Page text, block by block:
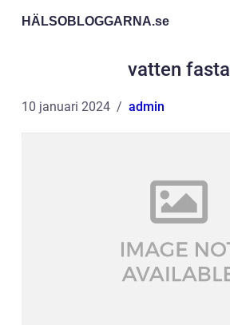
HÄLSOBLOGGARNA.se
vatten fasta
10 januari 2024 admin